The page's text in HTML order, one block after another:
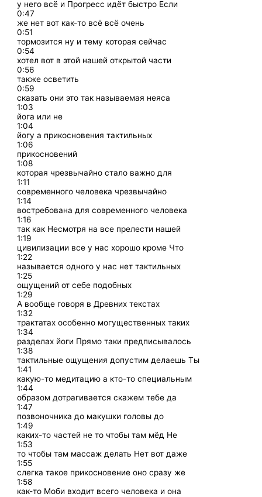
у него всё и Прогресс идёт быстро Если
0:47
же нет вот как-то всё всё очень
0:51
тормозится ну и тему которая сейчас
0:54
хотел вот в этой нашей открытой части
0:56
также осветить
0:59
сказать они это так называемая неяса
1:03
йога или не
1:04
йогу а прикосновения тактильных
1:06
прикосновений
1:08
которая чрезвычайно стало важно для
1:11
современного человека чрезвычайно
1:14
востребована для современного человека
1:16
так как Несмотря на все прелести нашей
1:19
цивилизации все у нас хорошо кроме Что
1:22
называется одного у нас нет тактильных
1:25
ощущений от себе подобных
1:29
А вообще говоря в Древних текстах
1:32
трактатах особенно могущественных таких
1:34
разделах йоги Прямо таки предписывалось
1:38
тактильные ощущения допустим делаешь Ты
1:41
какую-то медитацию а кто-то специальным
1:44
образом дотрагивается скажем тебе да
1:47
позвоночника до макушки головы до
1:49
каких-то частей не то чтобы там мёд Не
1:53
то чтобы там массаж делать Нет вот даже
1:55
слегка такое прикосновение оно сразу же
1:58
как-то Моби входит всего человека и она